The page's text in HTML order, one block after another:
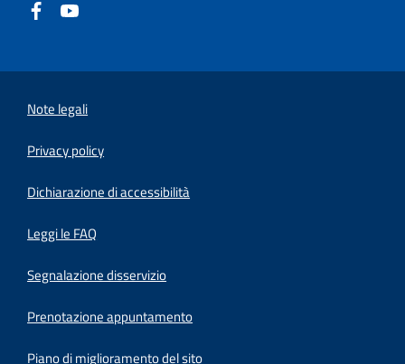
Note legali
Privacy policy
Dichiarazione di accessibilità
Leggi le FAQ
Segnalazione disservizio
Prenotazione appuntamento
Piano di miglioramento del sito